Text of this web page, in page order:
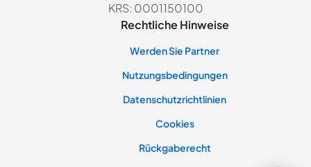
KRS: 0001150100
Rechtliche Hinweise
Werden Sie Partner
Nutzungsbedingungen
Datenschutzrichtlinien
Cookies
Rückgaberecht